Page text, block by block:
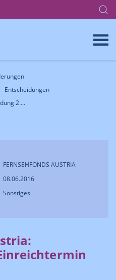
Entscheidungen
2....
FERNSEHFONDS AUSTRIA
08.06.2016
Sonstiges